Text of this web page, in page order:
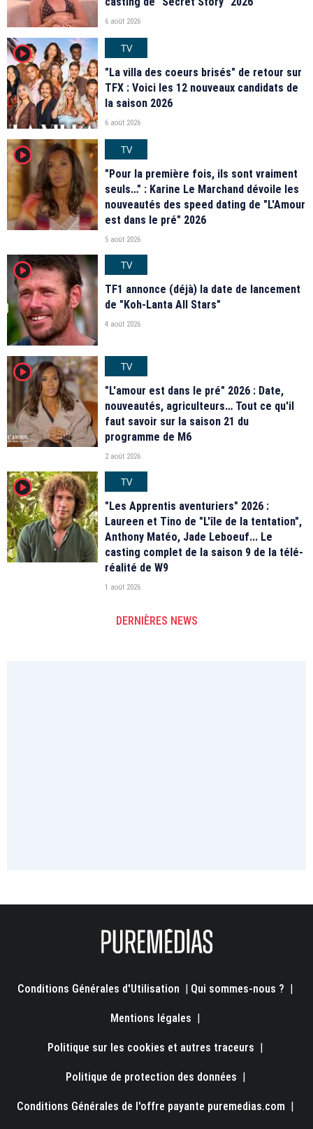
6 août 2026
player2
TV
"La villa des coeurs brisés" de retour sur
TFX : Voici les 12 nouveaux candidats de
la saison 2026
6 août 2026
player2
TV
"Pour la première fois, ils sont vraiment
seuls…" : Karine Le Marchand dévoile les
nouveautés des speed dating de "L'Amour
est dans le pré" 2026
5 août 2026
player2
TV
TF1 annonce (déjà) la date de lancement
de "Koh-Lanta All Stars"
4 août 2026
player2
TV
"L'amour est dans le pré" 2026 : Date,
nouveautés, agriculteurs… Tout ce qu'il
faut savoir sur la saison 21 du
programme de M6
2 août 2026
player2
TV
"Les Apprentis aventuriers" 2026 :
Laureen et Tino de "L'île de la tentation",
Anthony Matéo, Jade Leboeuf... Le
casting complet de la saison 9 de la télé-
réalité de W9
1 août 2026
DERNIÈRES NEWS
Conditions Générales d'Utilisation | Qui sommes-nous ? |
Mentions légales |
Politique sur les cookies et autres traceurs |
Politique de protection des données |
Conditions Générales de l'offre payante puremedias.com |